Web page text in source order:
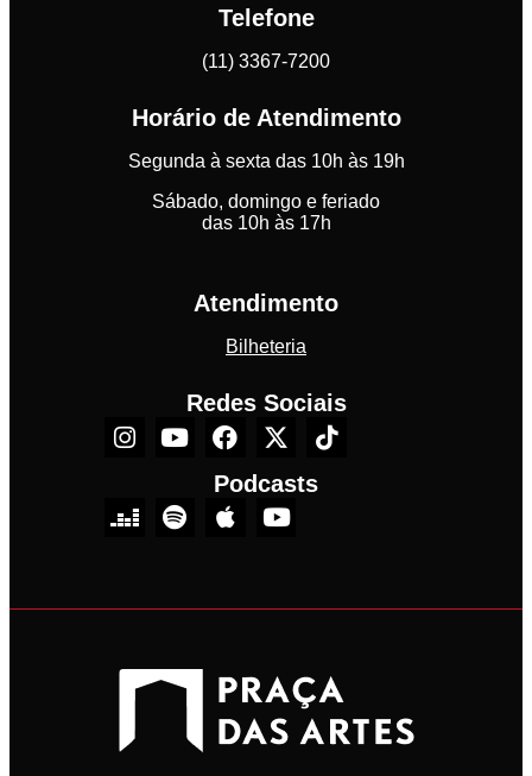
Telefone
(11) 3367-7200
Horário de Atendimento
Segunda à sexta das 10h às 19h
Sábado, domingo e feriado
das 10h às 17h
Atendimento
Bilheteria
Redes Sociais
Podcasts